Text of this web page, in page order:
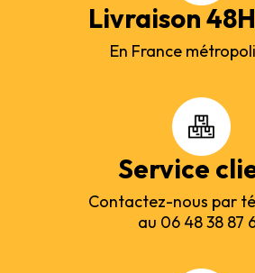
Livraison
En France
Service
Contactez-nous par
au 06 48 38 87